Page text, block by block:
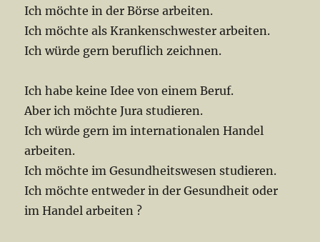
Ich möchte in der Börse arbeiten.
Ich möchte als Krankenschwester arbeiten.
Ich würde gern beruflich zeichnen.
Ich habe keine Idee von einem Beruf.
Aber ich möchte Jura studieren.
Ich würde gern im internationalen Handel
arbeiten.
Ich möchte im Gesundheitswesen studieren.
Ich möchte entweder in der Gesundheit oder
im Handel arbeiten ?